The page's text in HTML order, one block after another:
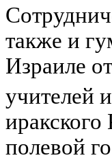
также и
Израиле
учителей
полевой